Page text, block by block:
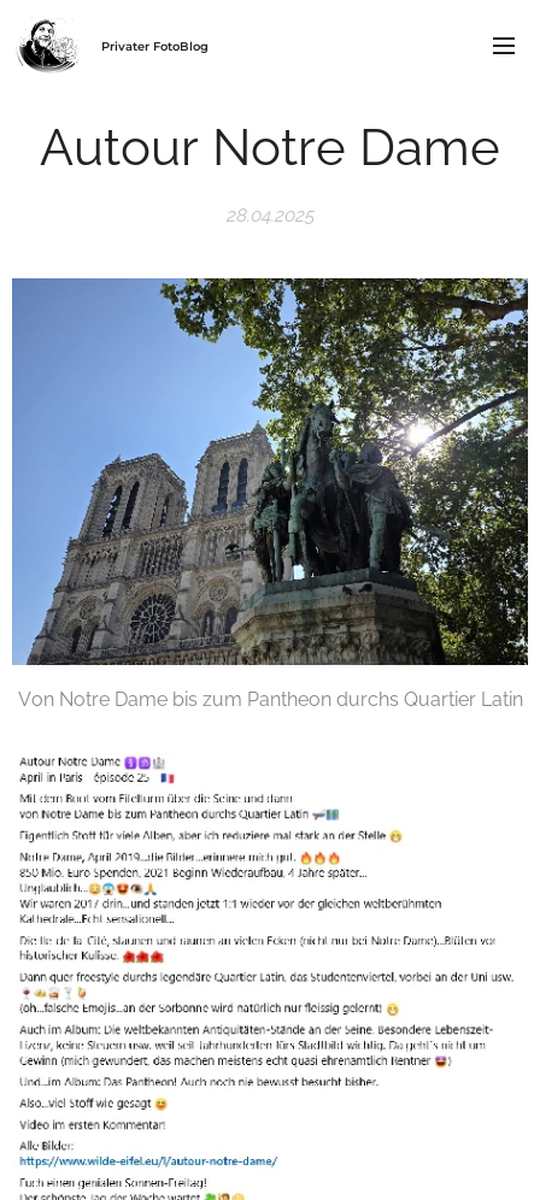
Privater FotoBlog
Autour Notre Dame
28.04.2025
Von Notre Dame bis zum Pantheon durchs Quartier Latin